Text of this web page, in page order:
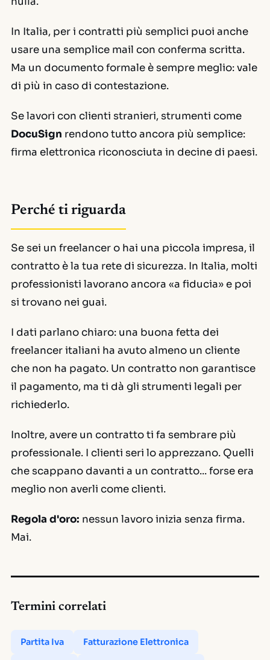
In Italia, per i contratti più semplici puoi anche
usare una semplice mail con conferma scritta.
Ma un documento formale è sempre meglio: vale
di più in caso di contestazione.
Se lavori con clienti stranieri, strumenti come
DocuSign rendono tutto ancora più semplice:
firma elettronica riconosciuta in decine di paesi.
Perché ti riguarda
Se sei un freelancer o hai una piccola impresa, il
contratto è la tua rete di sicurezza. In Italia, molti
professionisti lavorano ancora «a fiducia» e poi
si trovano nei guai.
I dati parlano chiaro: una buona fetta dei
freelancer italiani ha avuto almeno un cliente
che non ha pagato. Un contratto non garantisce
il pagamento, ma ti dà gli strumenti legali per
richiederlo.
Inoltre, avere un contratto ti fa sembrare più
professionale. I clienti seri lo apprezzano. Quelli
che scappano davanti a un contratto... forse era
meglio non averli come clienti.
Regola d'oro: nessun lavoro inizia senza firma.
Mai.
Termini correlati
Partita Iva Fatturazione Elettronica